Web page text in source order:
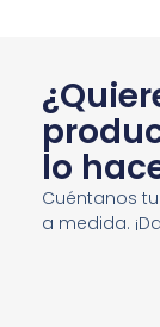
lo
Cuéntanos
a medida.